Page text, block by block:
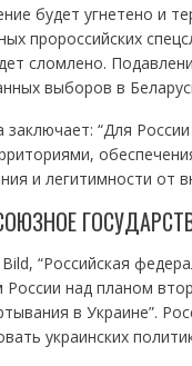
будет угнетено и
пророссийских
сломлено.
выборов в
“Для
и легитимности от
“Российская
России над планом
в Украине”.
украинских